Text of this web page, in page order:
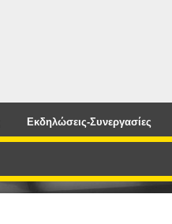
Εκδηλώσεις-Συνεργασίες